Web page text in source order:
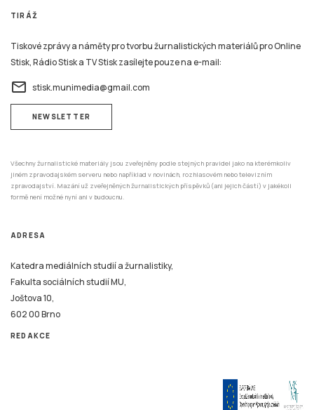
TIRÁŽ
Tiskové zprávy a náměty pro tvorbu žurnalistických materiálů pro Online
Stisk, Rádio Stisk a TV Stisk zasílejte pouze na e-mail:
email stisk.munimedia@gmail.com
NEWSLETTER
Všechny žurnalistické materiály jsou zveřejněny podle stejných pravidel jako na kterémkoliv
jiném zpravodajském serveru nebo například v novinách, rozhlasovém nebo televizním
zpravodajství. Mazání už zveřejněných žurnalistických příspěvků (ani jejich částí) v jakékoli
formě není možné nyní ani v budoucnu.
ADRESA
Katedra mediálních studií a žurnalistiky,
Fakulta sociálních studií MU,
Joštova 10,
602 00 Brno
REDAKCE